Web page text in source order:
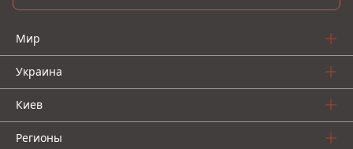
Мир
Украина
Киев
Регионы